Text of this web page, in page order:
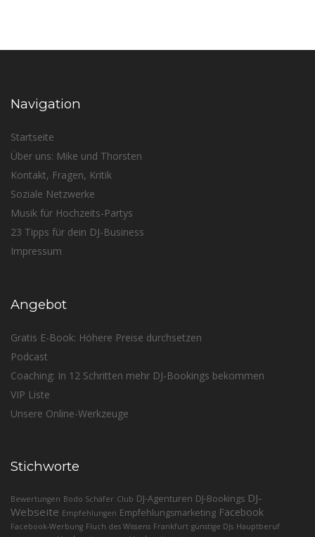
Navigation
Startseite
Über uns: Mike und Thorsten
Kontakt, Fragen, Kritik
Soziale Netzwerke
Musik für Hochzeits-Partys
23 Tipps für dein DJ-Business
Impressum
Angebot
Gratis E-Book: Höhere Preise durchsetzen
Podcast
Coaching: In 12 Schritten mehr DJ-Bookings bekommen
VIP Liste
Unsere Online-Werkzeuge
Stichworte
Bewertungen Bodo Schäfer Club DJ-Agenturen DJ-Bookings DJ-
Webseite Empfehlungen Empfehlungsmarketing Facebook
Facebook-Werbung Fluch des Wissens Frankfurt günstige DJs Hauptberuf